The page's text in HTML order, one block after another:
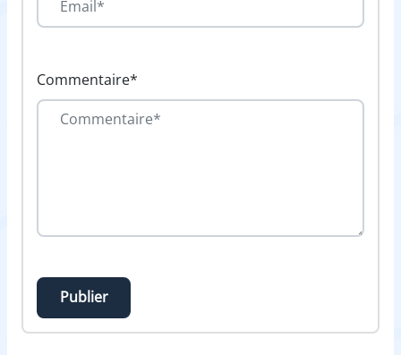
Commentaire*
Publier